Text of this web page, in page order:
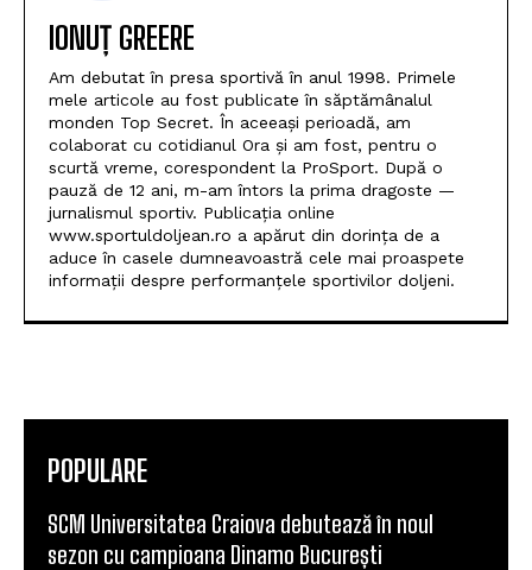
IONUȚ GREERE
Am debutat în presa sportivă în anul 1998. Primele
mele articole au fost publicate în săptămânalul
monden Top Secret. În aceeași perioadă, am
colaborat cu cotidianul Ora și am fost, pentru o
scurtă vreme, corespondent la ProSport. După o
pauză de 12 ani, m-am întors la prima dragoste —
jurnalismul sportiv. Publicația online
www.sportuldoljean.ro a apărut din dorința de a
aduce în casele dumneavoastră cele mai proaspete
informații despre performanțele sportivilor doljeni.
POPULARE
SCM Universitatea Craiova debutează în noul
sezon cu campioana Dinamo București